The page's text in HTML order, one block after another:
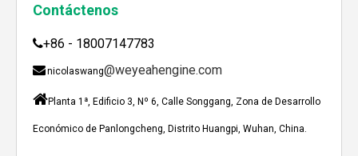
Contáctenos
+86 - 18007147783
nicolaswang@weyeahengine.com
Planta 1ª, Edificio 3, Nº 6, Calle Songgang, Zona de Desarrollo
Económico de Panlongcheng, Distrito Huangpi, Wuhan, China.
Enshi: El destino perfecto para el viaje de Team Building Weyeah